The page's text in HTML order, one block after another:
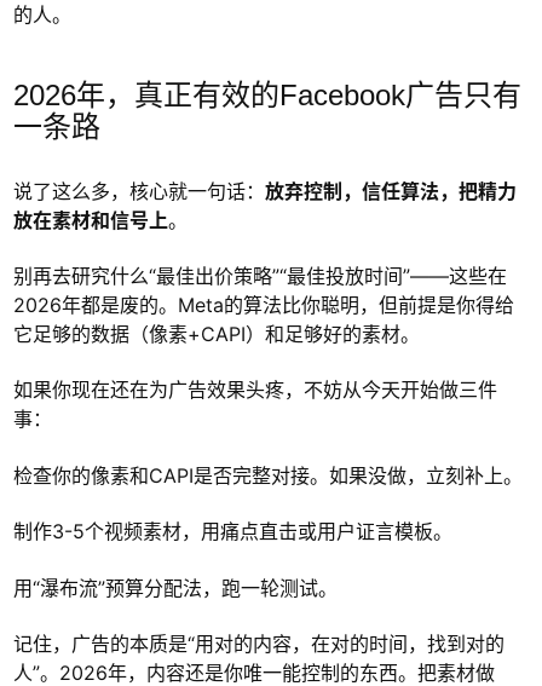
的人。
2026年，真正有效的Facebook广告只有
一条路
说了这么多，核心就一句话： 放弃控制，信任算法，把精力
放在素材和信号上。
别再去研究什么“最佳出价策略”“最佳投放时间”——这些在
2026年都是废的。Meta的算法比你聪明，但前提是你得给
它足够的数据（像素+CAPI）和足够好的素材。
如果你现在还在为广告效果头疼，不妨从今天开始做三件
事：
检查你的像素和CAPI是否完整对接。如果没做，立刻补上。
制作3-5个视频素材，用痛点直击或用户证言模板。
用“瀑布流”预算分配法，跑一轮测试。
记住，广告的本质是“用对的内容，在对的时间，找到对的
人”。2026年，内容还是你唯一能控制的东西。把素材做